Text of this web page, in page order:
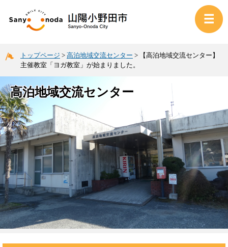
トップページ > 高泊地域交流センター >
【高泊地域交流センター】
主催教室「ヨガ教室」が始まりました。
高泊地域交流センター